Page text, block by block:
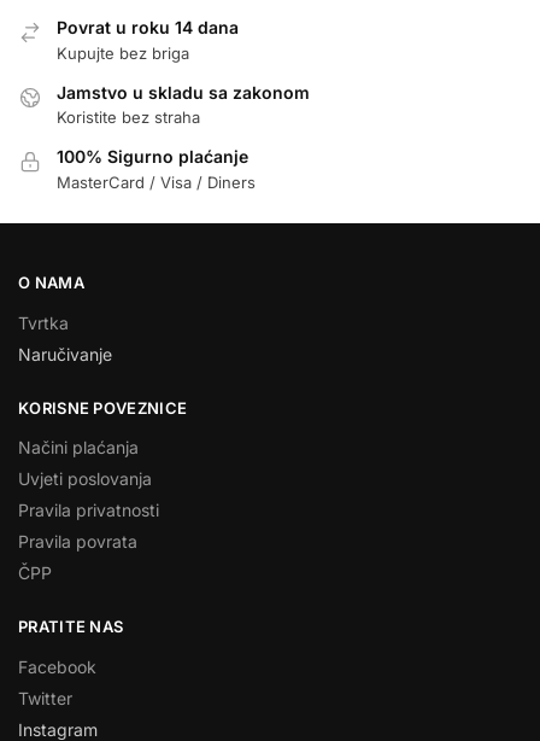
Povrat u roku 14 dana
Kupujte bez briga
Jamstvo u skladu sa zakonom
Koristite bez straha
100% Sigurno plaćanje
MasterCard / Visa / Diners
O NAMA
Tvrtka
Naručivanje
KORISNE POVEZNICE
Načini plaćanja
Uvjeti poslovanja
Pravila privatnosti
Pravila povrata
ČPP
PRATITE NAS
Facebook
Twitter
Instagram